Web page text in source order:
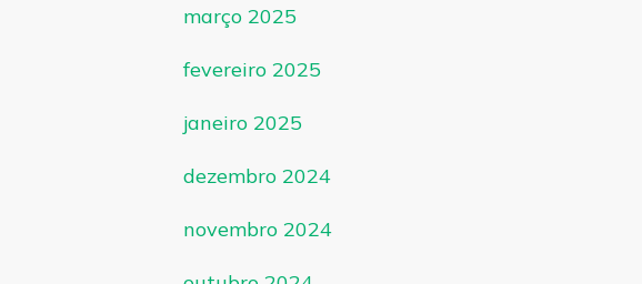
março 2025
fevereiro 2025
janeiro 2025
dezembro 2024
novembro 2024